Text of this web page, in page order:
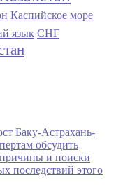
Каспийское море
язык СНГ
Баку-Астрахань-
обсудить
и поиски
последствий этого